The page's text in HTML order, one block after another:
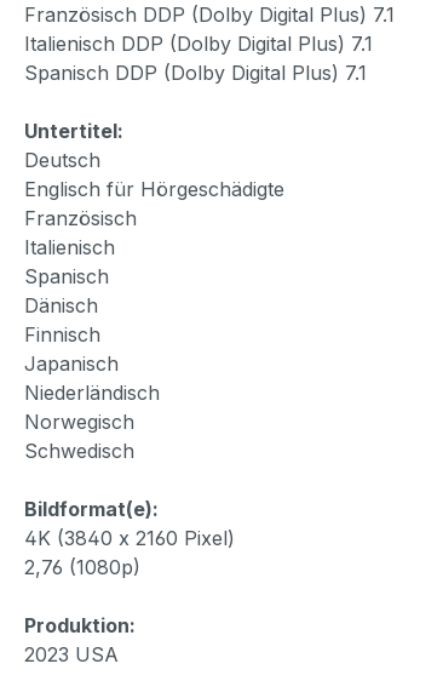
Französisch DDP (Dolby Digital Plus) 7.1
Italienisch DDP (Dolby Digital Plus) 7.1
Spanisch DDP (Dolby Digital Plus) 7.1
Untertitel:
Deutsch
Englisch für Hörgeschädigte
Französisch
Italienisch
Spanisch
Dänisch
Finnisch
Japanisch
Niederländisch
Norwegisch
Schwedisch
Bildformat(e):
4K (3840 x 2160 Pixel)
2,76 (1080p)
Produktion:
2023 USA